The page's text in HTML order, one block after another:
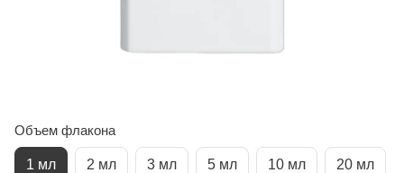
Объем флакона
1 мл 2 мл 3 мл 5 мл 10 мл 20 мл